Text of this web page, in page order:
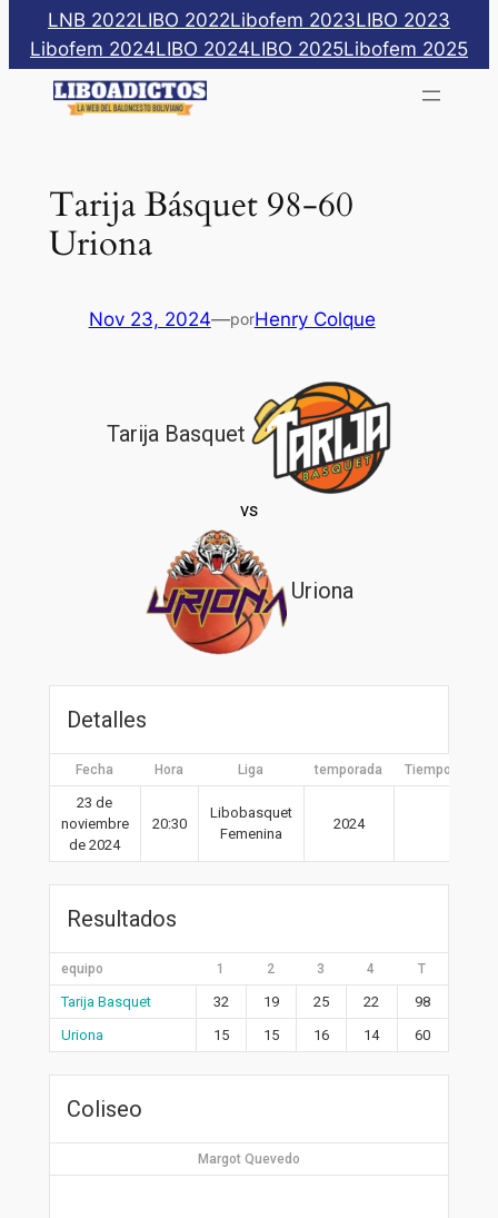
Saltar
contenido
LNB 2022LIBO 2022Libofem 2023LIBO 2023
Libofem 2024LIBO 2024LIBO 2025Libofem 2025
Tarija Básquet 98-60
Uriona
Nov 23, 2024—porHenry Colque
Tarija Basquet
vs
Uriona
Detalles
Fecha Hora Liga temporada Tiempo
23 de
noviembre
de 2024
20:30
Libobasquet
Femenina
2024
Resultados
equipo 1 2 3 4 T
Tarija Basquet 32 19 25 22
98
Uriona
15 15 16 14 60
Coliseo
Margot Quevedo